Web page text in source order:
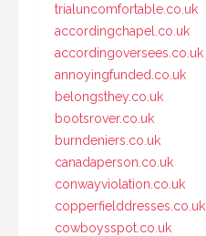
trialuncomfortable.co.uk
accordingchapel.co.uk
accordingoversees.co.uk
annoyingfunded.co.uk
belongsthey.co.uk
bootsrover.co.uk
burndeniers.co.uk
canadaperson.co.uk
conwayviolation.co.uk
copperfielddresses.co.uk
cowboysspot.co.uk